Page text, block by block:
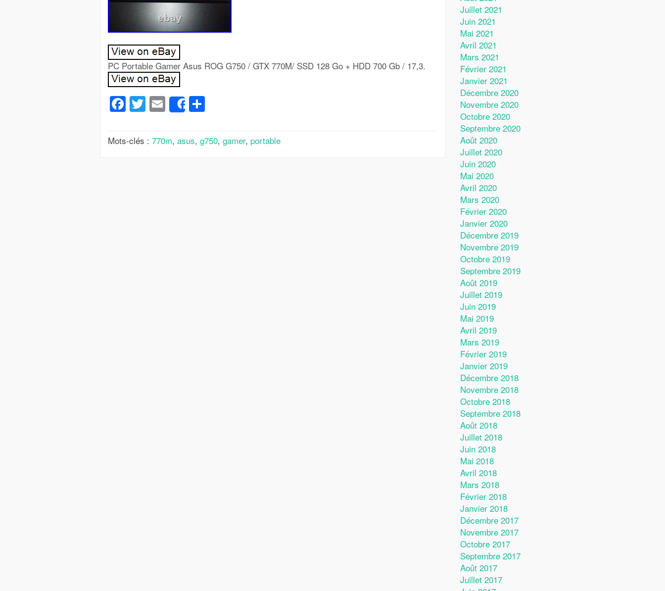
PC Portable Gamer Asus ROG G750 / GTX 770M/ SSD 128 Go + HDD 700 Gb / 17,3.
Facebook
Twitter
Email
Share
Mots-clés : 770m, asus, g750, gamer, portable
Juillet 2021
Juin 2021
Mai 2021
Avril 2021
Mars 2021
Février 2021
Janvier 2021
Décembre 2020
Novembre 2020
Octobre 2020
Septembre 2020
Août 2020
Juillet 2020
Juin 2020
Mai 2020
Avril 2020
Mars 2020
Février 2020
Janvier 2020
Décembre 2019
Novembre 2019
Octobre 2019
Septembre 2019
Août 2019
Juillet 2019
Juin 2019
Mai 2019
Avril 2019
Mars 2019
Février 2019
Janvier 2019
Décembre 2018
Novembre 2018
Octobre 2018
Septembre 2018
Août 2018
Juillet 2018
Juin 2018
Mai 2018
Avril 2018
Mars 2018
Février 2018
Janvier 2018
Décembre 2017
Novembre 2017
Octobre 2017
Septembre 2017
Août 2017
Juillet 2017